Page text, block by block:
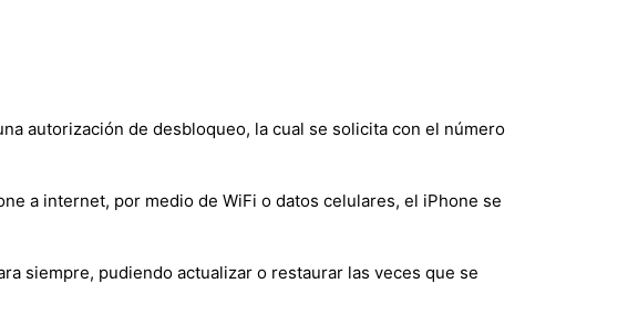
autorización de desbloqueo, la cual se solicita con el número
a internet, por medio de WiFi o datos celulares, el iPhone se
siempre, pudiendo actualizar o restaurar las veces que se